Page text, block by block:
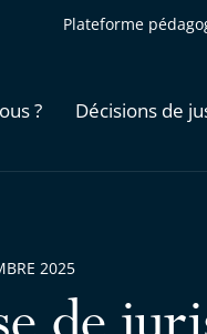
Plateforme
? Décisions de
2025